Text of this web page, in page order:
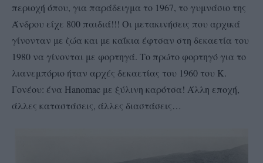
περιοχή όπου, για παράδειγμα το 1967, το γυμνάσιο της
Άνδρου είχε 800 παιδιά!!! Οι μετακινήσεις που αρχικά
γίνονταν με ζώα και με καΐκια έφτσαν στη δεκαετία του
1980 να γίνονται με φορτηγά. Το πρώτο φορτηγό για το
λιανεμπόριο ήταν αρχές δεκαετίας του 1960 του Κ.
Γονέου: ένα Hanomac με ξύλινη καρότσα! Άλλη εποχή,
άλλες καταστάσεις, άλλες διαστάσεις…